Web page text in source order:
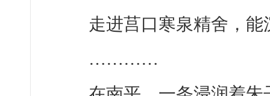
走进莒口寒泉精舍，
…………